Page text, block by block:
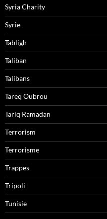
Syria Charity
Syrie
Tabligh
Taliban
Talibans
Tareq Oubrou
Tariq Ramadan
Terrorism
Terrorisme
Trappes
Tripoli
Tunisie